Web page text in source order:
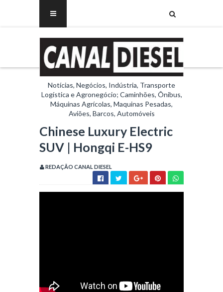
Notícias, Negócios, Indústria, Transporte
Logística e Agronegócio; Caminhões, Ônibus,
Máquinas Agrícolas, Maquinas Pesadas,
Aviões, Barcos, Automóveis
Chinese Luxury Electric
SUV | Hongqi E-HS9
REDAÇÃO CANAL DIESEL